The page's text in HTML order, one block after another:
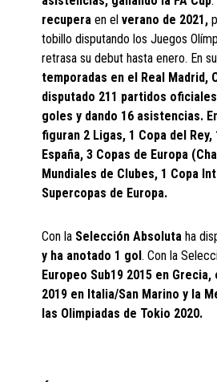
recupera en elverano de 2021,
tobillo disputando los Juegos
retrasa su debut hasta enero. En
temporadas en el Real Madrid,
disputado 211 partidos
goles y dando 16 asistencias.
figuran 2 Ligas, 1 Copa del Rey,
España, 3 Copas de Europa
Mundiales de Clubes, 1 Copa
Supercopas de Europa.
Con la Selección Absoluta ha
y ha anotado 1 gol. Con la
Europeo Sub19 2015 en Grecia,
2019 en Italia/San Marino y la
las Olimpiadas de Tokio 2020.